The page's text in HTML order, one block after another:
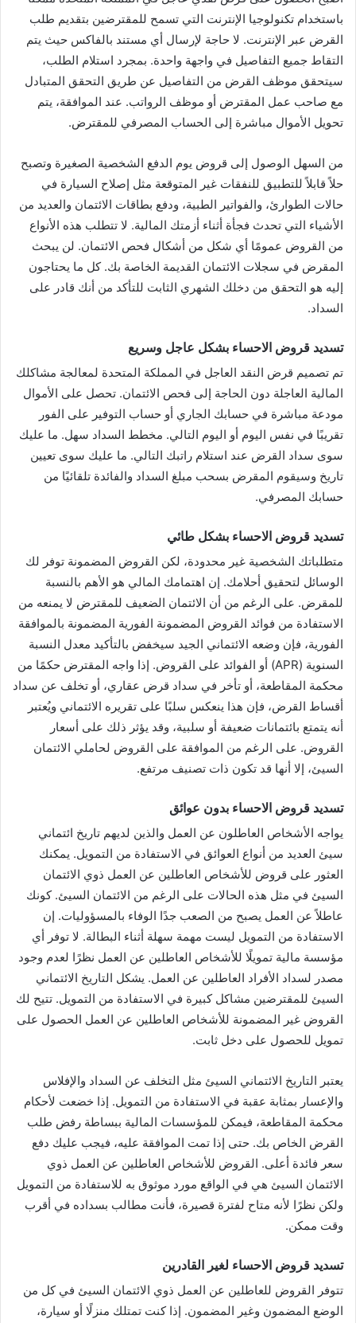
باستخدام تكنولوجيا الإنترنت التي تسمح للمقترضين بتقديم طلب
القرض عبر الإنترنت. لا حاجة لإرسال أي مستند بالفاكس حيث يتم
التقاط جميع التفاصيل في واجهة واحدة. بمجرد استلام الطلب،
سيتحقق موظف القرض من التفاصيل عن طريق التحقق المتبادل
مع صاحب عمل المقترض أو موظف الرواتب. عند الموافقة، يتم
تحويل الأموال مباشرة إلى الحساب المصرفي للمقترض.
من السهل الوصول إلى قروض يوم الدفع الشخصية الصغيرة وتصبح
حلاً قابلاً للتطبيق للنفقات غير المتوقعة مثل إصلاح السيارة في
حالات الطوارئ، والفواتير الطبية، ودفع بطاقات الائتمان والعديد من
الأشياء التي تحدث فجأة أثناء أزمتك المالية. لا تتطلب هذه الأنواع
من القروض عمومًا أي شكل من أشكال فحص الائتمان. لن يبحث
المقرض في سجلات الائتمان القديمة الخاصة بك. كل ما يحتاجون
إليه هو التحقق من دخلك الشهري الثابت للتأكد من أنك قادر على
السداد.
تسديد قروض الاحساء بشكل عاجل وسريع
تم تصميم قرض النقد العاجل في المملكة المتحدة لمعالجة مشاكلك
المالية العاجلة دون الحاجة إلى فحص الائتمان. تحصل على الأموال
مودعة مباشرة في حسابك الجاري أو حساب التوفير على الفور
تقريبًا في نفس اليوم أو اليوم التالي. مخطط السداد سهل. ما عليك
سوى سداد القرض عند استلام راتبك التالي. ما عليك سوى تعيين
تاريخ وسيقوم المقرض بسحب مبلغ السداد والفائدة تلقائيًا من
حسابك المصرفي.
تسديد قروض الاحساء بشكل طائي
متطلباتك الشخصية غير محدودة، لكن القروض المضمونة توفر لك
الوسائل لتحقيق أحلامك. إن اهتمامك المالي هو الأهم بالنسبة
للمقرض. على الرغم من أن الائتمان الضعيف للمقترض لا يمنعه من
الاستفادة من فوائد القروض المضمونة الفورية المضمونة بالموافقة
الفورية، فإن وضعه الائتماني الجيد سيخفض بالتأكيد معدل النسبة
السنوية (APR) أو الفوائد على القروض. إذا واجه المقترض حكمًا من
محكمة المقاطعة، أو تأخر في سداد قرض عقاري، أو تخلف عن سداد
أقساط القرض، فإن هذا ينعكس سلبًا على تقريره الائتماني ويُعتبر
أنه يتمتع بائتمانات ضعيفة أو سلبية، وقد يؤثر ذلك على أسعار
القروض. على الرغم من الموافقة على القروض لحاملي الائتمان
السيئ، إلا أنها قد تكون ذات تصنيف مرتفع.
تسديد قروض الاحساء بدون عوائق
يواجه الأشخاص العاطلون عن العمل والذين لديهم تاريخ ائتماني
سيئ العديد من أنواع العوائق في الاستفادة من التمويل. يمكنك
العثور على قروض للأشخاص العاطلين عن العمل ذوي الائتمان
السيئ في مثل هذه الحالات على الرغم من الائتمان السيئ. كونك
عاطلاً عن العمل يصبح من الصعب جدًا الوفاء بالمسؤوليات. إن
الاستفادة من التمويل ليست مهمة سهلة أثناء البطالة. لا توفر أي
مؤسسة مالية تمويلًا للأشخاص العاطلين عن العمل نظرًا لعدم وجود
مصدر لسداد الأفراد العاطلين عن العمل. يشكل التاريخ الائتماني
السيئ للمقترضين مشاكل كبيرة في الاستفادة من التمويل. تتيح لك
القروض غير المضمونة للأشخاص العاطلين عن العمل الحصول على
تمويل للحصول على دخل ثابت.
يعتبر التاريخ الائتماني السيئ مثل التخلف عن السداد والإفلاس
والإعسار بمثابة عقبة في الاستفادة من التمويل. إذا خضعت لأحكام
محكمة المقاطعة، فيمكن للمؤسسات المالية ببساطة رفض طلب
القرض الخاص بك. حتى إذا تمت الموافقة عليه، فيجب عليك دفع
سعر فائدة أعلى. القروض للأشخاص العاطلين عن العمل ذوي
الائتمان السيئ هي في الواقع مورد موثوق به للاستفادة من التمويل
ولكن نظرًا لأنه متاح لفترة قصيرة، فأنت مطالب بسداده في أقرب
وقت ممكن.
تسديد قروض الاحساء لغير القادرين
تتوفر القروض للعاطلين عن العمل ذوي الائتمان السيئ في كل من
الوضع المضمون وغير المضمون. إذا كنت تمتلك منزلًا أو سيارة،